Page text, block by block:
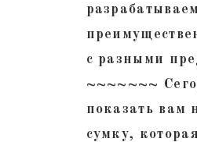
с разными
~~~~~~~
показать вам
сумку,